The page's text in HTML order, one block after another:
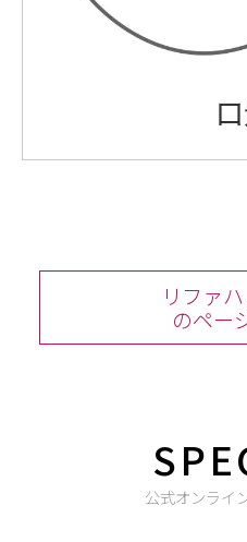
リファ
のペー
公式オンライ